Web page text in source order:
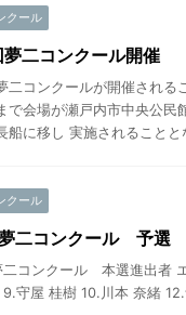
クール
二コンクール開催
二コンクールが開催される
で会場が瀬戸内市中央公民
船に移し 実施されることと
クール
二コンクール 予選
二コンクール 本選進出者
守屋 桂樹 10.川本 奈緒